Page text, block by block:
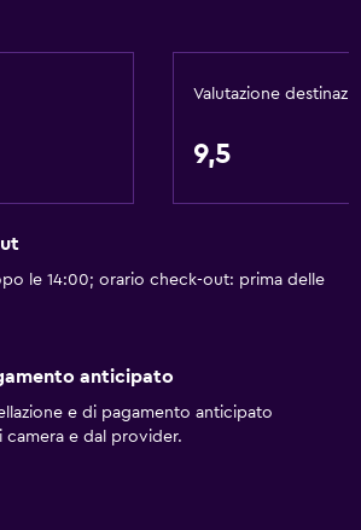
Valutazione
9,5
le 14:00; orario check-out: prima delle
anticipato
e di pagamento anticipato
e dal provider.